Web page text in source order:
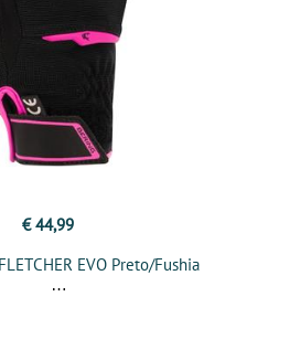
€ 44,99
EVO Preto/Fushia